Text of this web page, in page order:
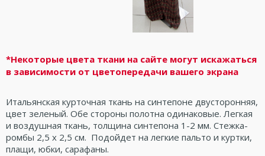
*Некоторые цвета ткани на сайте могут искажаться
в зависимости от цветопередачи вашего экрана
Итальянская курточная ткань на синтепоне двусторонняя,
цвет зеленый. Обе стороны полотна одинаковые. Легкая
и воздушная ткань, толщина синтепона 1-2 мм. Стежка-
ромбы 2,5 х 2,5 см. Подойдет на легкие пальто и куртки,
плащи, юбки, сарафаны.